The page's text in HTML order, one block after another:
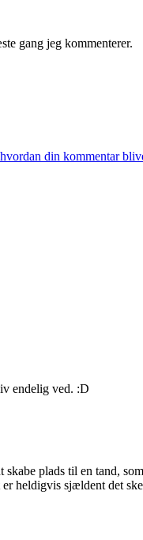
gang jeg kommenterer.
din kommentar
endelig ved. :D
plads til en tand,
heldigvis sjældent det